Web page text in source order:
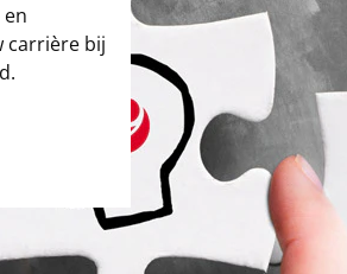
carrière bij